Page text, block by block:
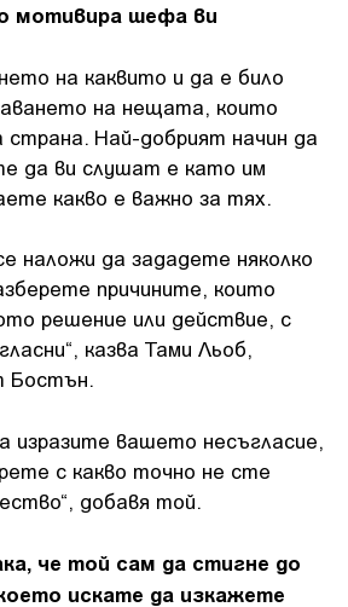
мотивира шефа ви
на каквито и да е било
на нещата, които
Най-добрият начин да
да ви слушат е като им
какво е важно за тях.
наложи да зададете няколко
причините, които
решение или действие, с
казва Тами Льоб,
Бостън.
изразите вашето несъгласие,
с какво точно не сте
добавя той.
че той сам да стигне до
искате да изкажете